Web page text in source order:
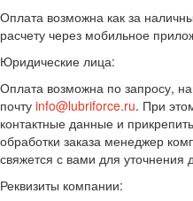
Оплата возможна как за
расчету через мобильное
Юридические лица:
Оплата возможна по запросу,
почту info@lubriforce.ru. При
контактные данные и
обработки заказа менеджер
свяжется с вами для уточнения
Реквизиты компании: